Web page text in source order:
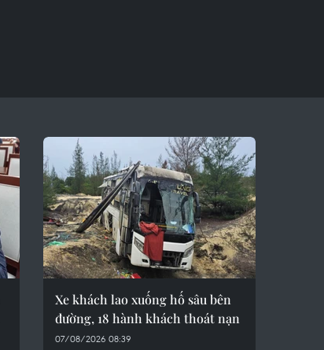
Xe khách lao xuống hố sâu bên
đường, 18 hành khách thoát nạn
07/08/2026 08:39